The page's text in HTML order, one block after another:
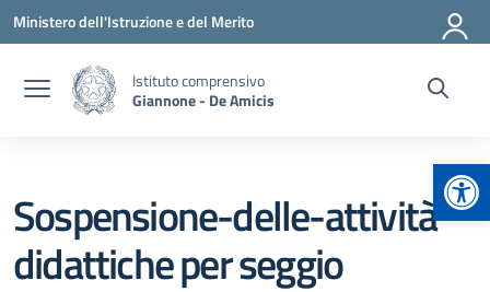
Vai ai contenuti
Vai al menu di navigazione
Vai al footer
Ministero dell'Istruzione e del Merito
Istituto comprensivo
Giannone - De Amicis
Sospensione-delle-attività
didattiche per seggio